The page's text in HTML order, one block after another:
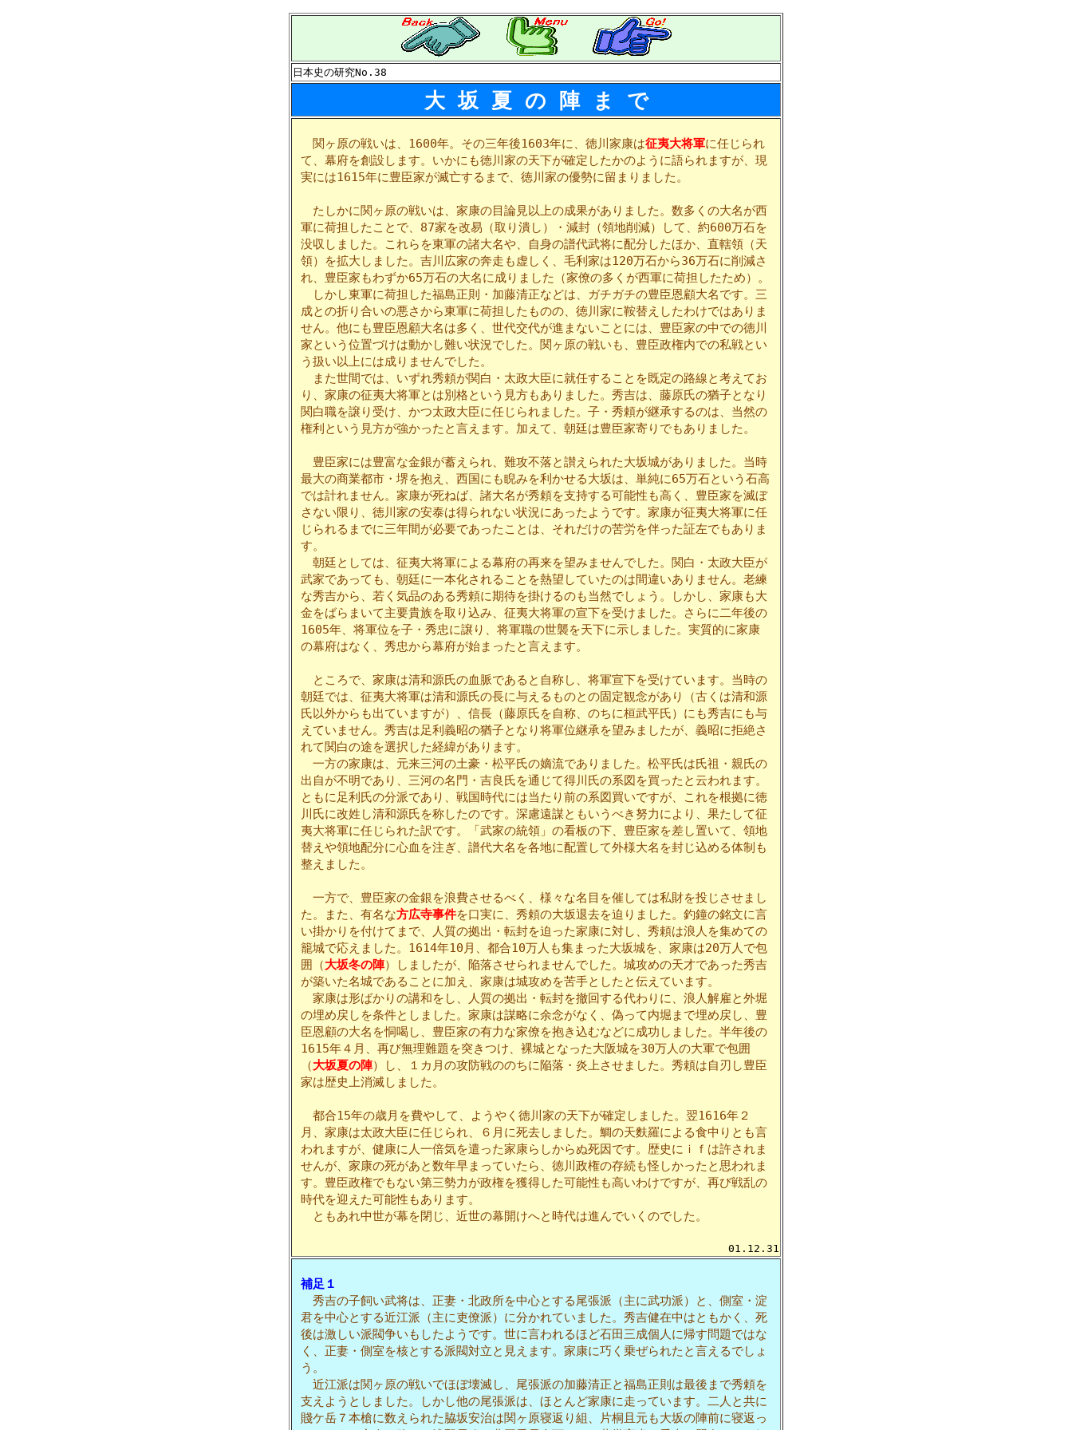
日本史の研究No.38
大 坂 夏 の 陣 ま で
関ヶ原の戦いは、1600年。その三年後1603年に、徳川家康は征夷大将軍に任じられ
て、幕府を創設します。いかにも徳川家の天下が確定したかのように語られますが、現
実には1615年に豊臣家が滅亡するまで、徳川家の優勢に留まりました。
たしかに関ヶ原の戦いは、家康の目論見以上の成果がありました。数多くの大名が西
軍に荷担したことで、87家を改易（取り潰し）・減封（領地削減）して、約600万石を
没収しました。これらを東軍の諸大名や、自身の譜代武将に配分したほか、直轄領（天
領）を拡大しました。吉川広家の奔走も虚しく、毛利家は120万石から36万石に削減さ
れ、豊臣家もわずか65万石の大名に成りました（家僚の多くが西軍に荷担したため）。
しかし東軍に荷担した福島正則・加藤清正などは、ガチガチの豊臣恩顧大名です。三
成との折り合いの悪さから東軍に荷担したものの、徳川家に鞍替えしたわけではありま
せん。他にも豊臣恩顧大名は多く、世代交代が進まないことには、豊臣家の中での徳川
家という位置づけは動かし難い状況でした。関ヶ原の戦いも、豊臣政権内での私戦とい
う扱い以上には成りませんでした。
また世間では、いずれ秀頼が関白・太政大臣に就任することを既定の路線と考えてお
り、家康の征夷大将軍とは別格という見方もありました。秀吉は、藤原氏の猶子となり
関白職を譲り受け、かつ太政大臣に任じられました。子・秀頼が継承するのは、当然の
権利という見方が強かったと言えます。加えて、朝廷は豊臣家寄りでもありました。
豊臣家には豊富な金銀が蓄えられ、難攻不落と讃えられた大坂城がありました。当時
最大の商業都市・堺を抱え、西国にも睨みを利かせる大坂は、単純に65万石という石高
では計れません。家康が死ねば、諸大名が秀頼を支持する可能性も高く、豊臣家を滅ぼ
さない限り、徳川家の安泰は得られない状況にあったようです。家康が征夷大将軍に任
じられるまでに三年間が必要であったことは、それだけの苦労を伴った証左でもありま
す。
朝廷としては、征夷大将軍による幕府の再来を望みませんでした。関白・太政大臣が
武家であっても、朝廷に一本化されることを熱望していたのは間違いありません。老練
な秀吉から、若く気品のある秀頼に期待を掛けるのも当然でしょう。しかし、家康も大
金をばらまいて主要貴族を取り込み、征夷大将軍の宣下を受けました。さらに二年後の
1605年、将軍位を子・秀忠に譲り、将軍職の世襲を天下に示しました。実質的に家康
の幕府はなく、秀忠から幕府が始まったと言えます。
ところで、家康は清和源氏の血脈であると自称し、将軍宣下を受けています。当時の
朝廷では、征夷大将軍は清和源氏の長に与えるものとの固定観念があり（古くは清和源
氏以外からも出ていますが）、信長（藤原氏を自称、のちに桓武平氏）にも秀吉にも与
えていません。秀吉は足利義昭の猶子となり将軍位継承を望みましたが、義昭に拒絶さ
れて関白の途を選択した経緯があります。
一方の家康は、元来三河の土豪・松平氏の嫡流でありました。松平氏は氏祖・親氏の
出自が不明であり、三河の名門・吉良氏を通じて得川氏の系図を買ったと云われます。
ともに足利氏の分派であり、戦国時代には当たり前の系図買いですが、これを根拠に徳
川氏に改姓し清和源氏を称したのです。深慮遠謀ともいうべき努力により、果たして征
夷大将軍に任じられた訳です。「武家の統領」の看板の下、豊臣家を差し置いて、領地
替えや領地配分に心血を注ぎ、譜代大名を各地に配置して外様大名を封じ込める体制も
整えました。
一方で、豊臣家の金銀を浪費させるべく、様々な名目を催しては私財を投じさせまし
た。また、有名な方広寺事件を口実に、秀頼の大坂退去を迫りました。釣鐘の銘文に言
い掛かりを付けてまで、人質の拠出・転封を迫った家康に対し、秀頼は浪人を集めての
籠城で応えました。1614年10月、都合10万人も集まった大坂城を、家康は20万人で包
囲（大坂冬の陣）しましたが、陥落させられませんでした。城攻めの天才であった秀吉
が築いた名城であることに加え、家康は城攻めを苦手としたと伝えています。
家康は形ばかりの講和をし、人質の拠出・転封を撤回する代わりに、浪人解雇と外堀
の埋め戻しを条件としました。家康は謀略に余念がなく、偽って内堀まで埋め戻し、豊
臣恩顧の大名を恫喝し、豊臣家の有力な家僚を抱き込むなどに成功しました。半年後の
1615年４月、再び無理難題を突きつけ、裸城となった大阪城を30万人の大軍で包囲
（大坂夏の陣）し、１カ月の攻防戦ののちに陥落・炎上させました。秀頼は自刃し豊臣
家は歴史上消滅しました。
都合15年の歳月を費やして、ようやく徳川家の天下が確定しました。翌1616年２
月、家康は太政大臣に任じられ、６月に死去しました。鯛の天麩羅による食中りとも言
われますが、健康に人一倍気を遣った家康らしからぬ死因です。歴史にｉｆは許されま
せんが、家康の死があと数年早まっていたら、徳川政権の存続も怪しかったと思われま
す。豊臣政権でもない第三勢力が政権を獲得した可能性も高いわけですが、再び戦乱の
時代を迎えた可能性もあります。
ともあれ中世が幕を閉じ、近世の幕開けへと時代は進んでいくのでした。
01.12.31
補足１
秀吉の子飼い武将は、正妻・北政所を中心とする尾張派（主に武功派）と、側室・淀
君を中心とする近江派（主に吏僚派）に分かれていました。秀吉健在中はともかく、死
後は激しい派閥争いもしたようです。世に言われるほど石田三成個人に帰す問題ではな
く、正妻・側室を核とする派閥対立と見えます。家康に巧く乗ぜられたと言えるでしょ
う。
近江派は関ヶ原の戦いでほぼ壊滅し、尾張派の加藤清正と福島正則は最後まで秀頼を
支えようとしました。しかし他の尾張派は、ほとんど家康に走っています。二人と共に
賤ケ岳７本槍に数えられた脇坂安治は関ヶ原寝返り組、片桐且元も大坂の陣前に寝返っ